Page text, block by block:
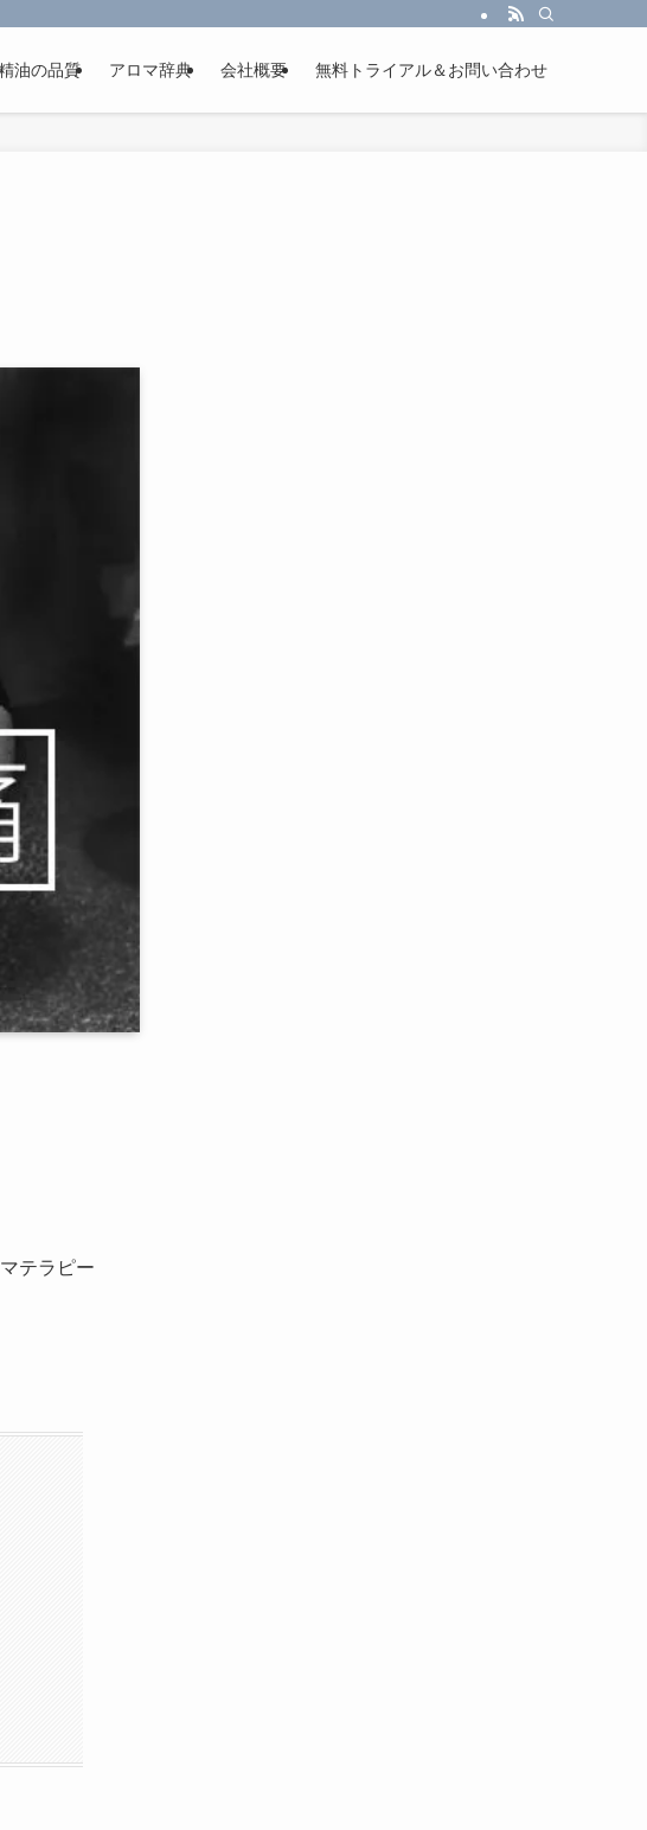
府認定
油の品質 アロマ辞典 会社概要 無料トライアル＆お問い合わせ